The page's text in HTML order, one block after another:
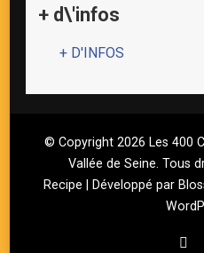
+ d\'infos
+ D'INFOS
© Copyright 2026 Les 400
Vallée de Seine . Tous
Recipe | Développé par